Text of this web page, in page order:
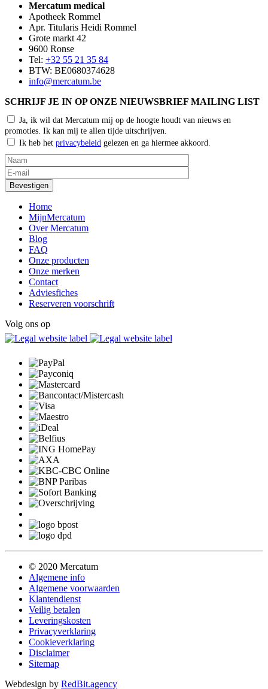
Mercatum medical
Apotheek Rommel
Apr. Titularis Heidi Rommel
Grote markt 42
9600 Ronse
Tel: +32 55 21 35 84
BTW: BE0680374628
info@mercatum.be
SCHRIJF JE IN OP ONZE NIEUWSBRIEF MAILING LIST
Ja, ik wil dat Mercatum mij op de hoogte houdt van nieuws en
promoties. Ik kan mij te allen tijde uitschrijven.
Ik heb het privacybeleid gelezen en ga hiermee akkoord.
Home
MijnMercatum
Over Mercatum
Blog
FAQ
Onze producten
Onze merken
Contact
Adviesfiches
Reserveren voorschrift
Volg ons op
© 2020 Mercatum
Algemene info
Algemene voorwaarden
Klantendienst
Veilig betalen
Leveringskosten
Privacyverklaring
Cookieverklaring
Disclaimer
Sitemap
Webdesign by RedBit.agency